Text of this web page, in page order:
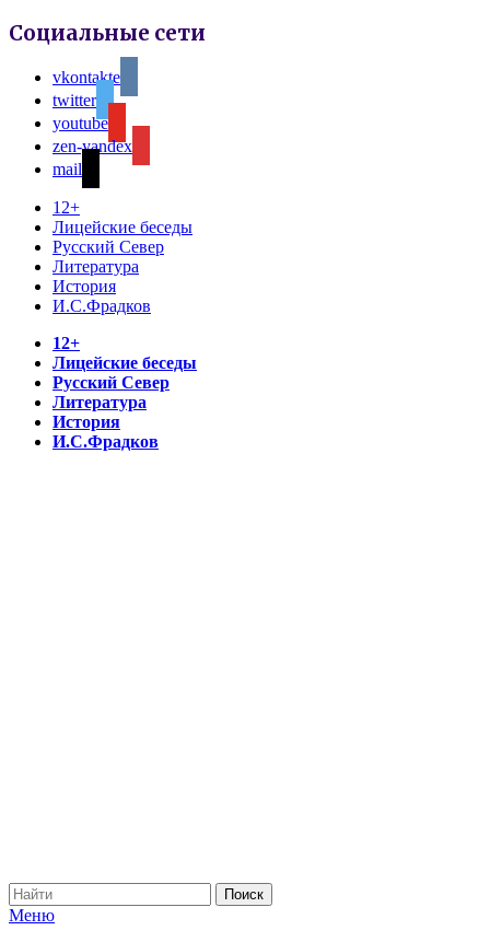
Социальные сети
vkontakte
twitter
youtube
zen-yandex
mail
12+
Лицейские беседы
Русский Север
Литература
История
И.С.Фрадков
12+
Лицейские беседы
Русский Север
Литература
История
И.С.Фрадков
Меню